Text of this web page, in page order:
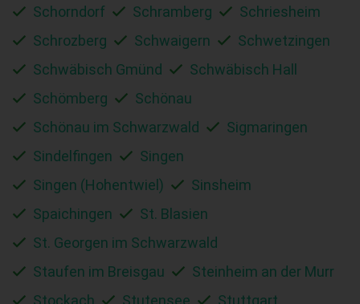
Schorndorf
Schramberg
Schriesheim
Schrozberg
Schwaigern
Schwetzingen
Schwäbisch Gmünd
Schwäbisch Hall
Schömberg
Schönau
Schönau im Schwarzwald
Sigmaringen
Sindelfingen
Singen
Singen (Hohentwiel)
Sinsheim
Spaichingen
St. Blasien
St. Georgen im Schwarzwald
Staufen im Breisgau
Steinheim an der Murr
Stockach
Stutensee
Stuttgart